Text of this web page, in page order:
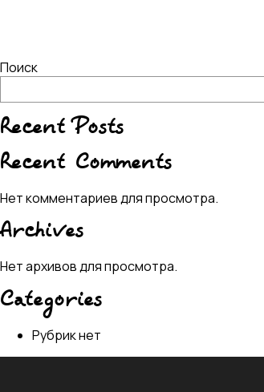
Поиск
Recent Posts
Recent Comments
Нет комментариев для просмотра.
Archives
Нет архивов для просмотра.
Categories
Рубрик нет